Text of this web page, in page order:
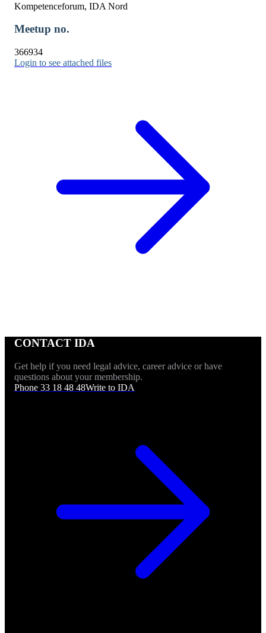
Kompetenceforum, IDA Nord
Meetup no.
366934
Login to see attached files
CONTACT IDA
Get help if you need legal advice, career advice or have
questions about your membership.
Phone 33 18 48 48Write to IDA